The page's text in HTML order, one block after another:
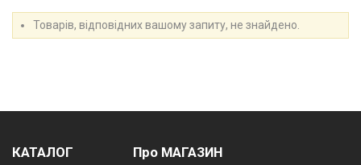
Товарів, відповідних вашому запиту, не знайдено.
КАТАЛОГ Про МАГАЗИН